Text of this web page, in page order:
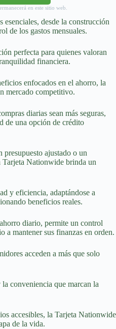
en este sitio web.
esenciales, desde la construcción
de los gastos mensuales.
perfecta para quienes valoran
financiera.
enfocados en el ahorro, la
mercado competitivo.
diarias sean más seguras,
de una opción de crédito
presupuesto ajustado o un
Tarjeta Nationwide brinda un
y eficiencia, adaptándose a
beneficios reales.
diario, permite un control
a mantener sus finanzas en orden.
acceden a más que solo
conveniencia que marcan la
accesibles, la Tarjeta Nationwide
de la vida.